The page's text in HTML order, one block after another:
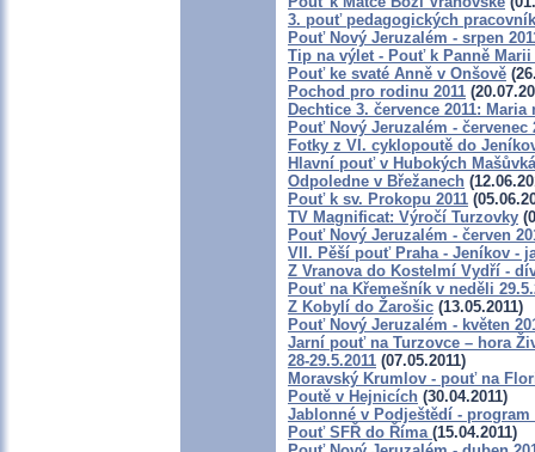
3. pouť pedagogických
Pouť Nový Jeruzalém - srpen
Tip na výlet - Pouť k Panně Marii
Pouť ke svaté Anně v Onšově
Pochod pro rodinu 2011
Dechtice 3. července 2011:
Pouť Nový Jeruzalém - červenec
Fotky z VI. cyklopoutě do
Hlavní pouť v Hubokých
Odpoledne v Břežanech
Pouť k sv. Prokopu 2011
TV Magnificat: Výročí Turzovky
Pouť Nový Jeruzalém - červen
VII. Pěší pouť Praha - Jeníkov -
Z Vranova do Kostelmí Vydří -
Pouť na Křemešník v neděli
Z Kobylí do Žarošic (13.05.2011)
Pouť Nový Jeruzalém - květen
Jarní pouť na Turzovce – hora
28-29.5.2011 (07.05.2011)
Moravský Krumlov - pouť na
Poutě v Hejnicích (30.04.2011)
Jablonné v Podještědí - program
Pouť SFŘ do Říma (15.04.2011)